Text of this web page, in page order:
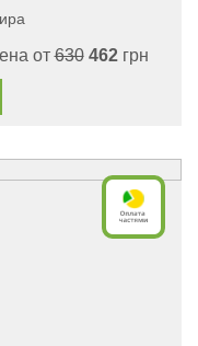
от630 462грн